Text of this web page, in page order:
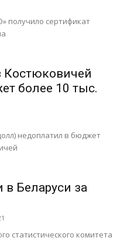
получило сертификат
Костюковичей
более 10 тыс.
недоплатил в бюджет
в Беларуси за
статистического комитета